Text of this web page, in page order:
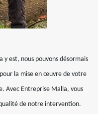
y est, nous pouvons désormais
la mise en œuvre de votre
Avec Entreprise Malla, vous
de notre intervention.